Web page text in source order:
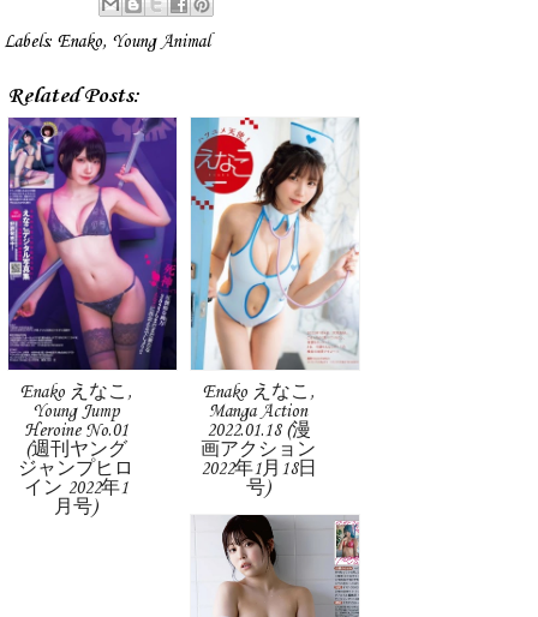
Labels: Enako, Young Animal
Related Posts:
Enako えなこ,
Young Jump
Heroine No.01
(週刊ヤング
ジャンプヒロ
イン 2022年1
月号)
Enako えなこ,
Manga Action
2022.01.18 (漫
画アクション
2022年1月18日
号)